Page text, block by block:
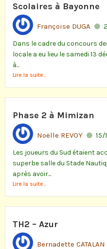
Scolaires à Bayonne
Françoise DUGA
Dans le cadre du concours
locale a eu lieu le samedi 13
à...
Lire la suite...
Phase 2 à Mimizan
Noëlle REVOY 15/
Les joueurs du Sud étaient
superbe salle du Stade
après avoir...
Lire la suite...
TH2 – Azur
Bernadette CATALAN